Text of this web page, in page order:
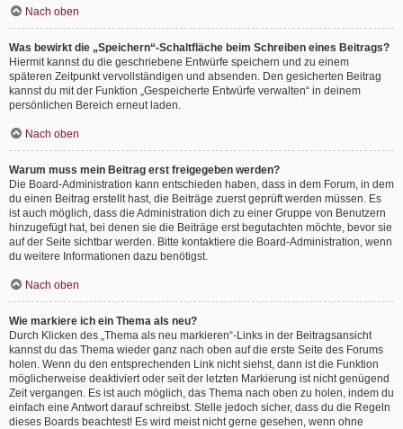
Nach oben
Was bewirkt die „Speichern“-Schaltfläche beim Schreiben eines Beitrags?
Hiermit kannst du die geschriebene Entwürfe speichern und zu einem
späteren Zeitpunkt vervollständigen und absenden. Den gesicherten Beitrag
kannst du mit der Funktion „Gespeicherte Entwürfe verwalten“ in deinem
persönlichen Bereich erneut laden.
Nach oben
Warum muss mein Beitrag erst freigegeben werden?
Die Board-Administration kann entschieden haben, dass in dem Forum, in dem
du einen Beitrag erstellt hast, die Beiträge zuerst geprüft werden müssen. Es
ist auch möglich, dass die Administration dich zu einer Gruppe von Benutzern
hinzugefügt hat, bei denen sie die Beiträge erst begutachten möchte, bevor sie
auf der Seite sichtbar werden. Bitte kontaktiere die Board-Administration, wenn
du weitere Informationen dazu benötigst.
Nach oben
Wie markiere ich ein Thema als neu?
Durch Klicken des „Thema als neu markieren“-Links in der Beitragsansicht
kannst du das Thema wieder ganz nach oben auf die erste Seite des Forums
holen. Wenn du den entsprechenden Link nicht siehst, dann ist die Funktion
möglicherweise deaktiviert oder seit der letzten Markierung ist nicht genügend
Zeit vergangen. Es ist auch möglich, das Thema nach oben zu holen, indem du
einfach eine Antwort darauf schreibst. Stelle jedoch sicher, dass du die Regeln
dieses Boards beachtest! Es wird meist nicht gerne gesehen, wenn ohne